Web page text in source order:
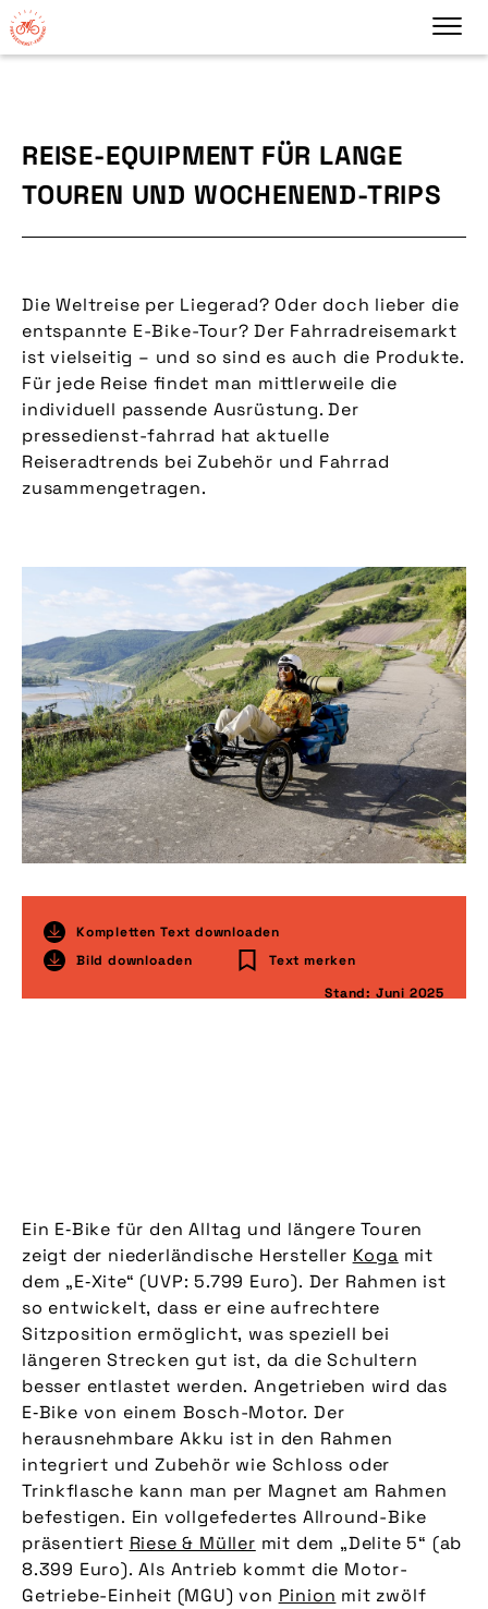
REISE-EQUIPMENT FÜR LANGE
TOUREN UND WOCHENEND-TRIPS
Die Weltreise per Liegerad? Oder doch lieber die
entspannte E-Bike-Tour? Der Fahrradreisemarkt
ist vielseitig – und so sind es auch die Produkte.
Für jede Reise findet man mittlerweile die
individuell passende Ausrüstung. Der
pressedienst-fahrrad hat aktuelle
Reiseradtrends bei Zubehör und Fahrrad
zusammengetragen.
Kompletten Text downloaden
Bild downloaden
Text merken
Stand: Juni 2025
Ein E‑Bike für den Alltag und längere Touren
zeigt der niederländische Hersteller Koga mit
dem „E‑Xite“ (UVP: 5.799 Euro). Der Rahmen ist
so entwickelt, dass er eine aufrechtere
Sitzposition ermöglicht, was speziell bei
längeren Strecken gut ist, da die Schultern
besser entlastet werden. Angetrieben wird das
E‑Bike von einem Bosch-Motor. Der
herausnehmbare Akku ist in den Rahmen
integriert und Zubehör wie Schloss oder
Trinkflasche kann man per Magnet am Rahmen
befestigen. Ein vollgefedertes Allround-Bike
präsentiert Riese & Müller mit dem „Delite 5“ (ab
8.399 Euro). Als Antrieb kommt die Motor-
Getriebe-Einheit (MGU) von Pinion mit zwölf